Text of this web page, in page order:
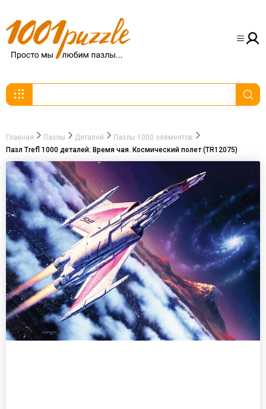
Главная Пазлы Деталей
Пазлы 1000 элементов
Пазл Trefl 1000 деталей: Время чая. Космический полет (TR12075)